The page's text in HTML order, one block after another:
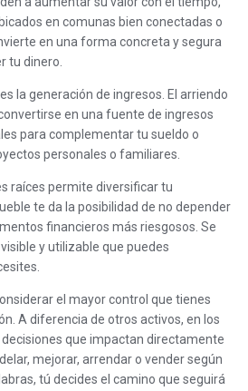
en comunas bien conectadas o
en una forma concreta y segura
tu dinero.
la generación de ingresos. El arriendo
en una fuente de ingresos
para complementar tu sueldo o
personales o familiares.
raíces permite diversificar tu
te da la posibilidad de no depender
financieros más riesgosos. Se
y utilizable que puedes
el mayor control que tienes
A diferencia de otros activos, en los
que impactan directamente
mejorar, arrendar o vender según
tú decides el camino que seguirá